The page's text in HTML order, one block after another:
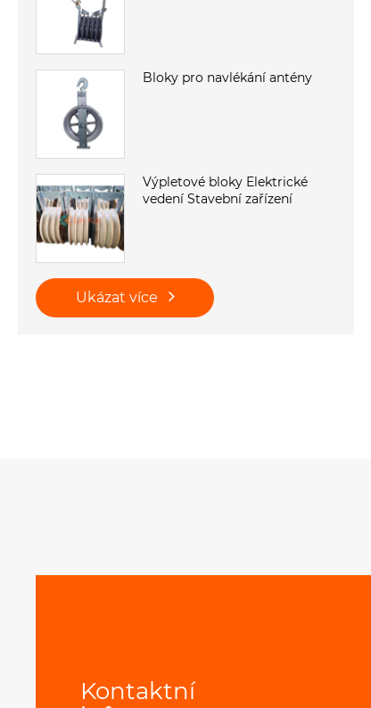
Bloky pro navlékání antény
Výpletové bloky Elektrické
vedení Stavební zařízení
Ukázat více
Kontaktní